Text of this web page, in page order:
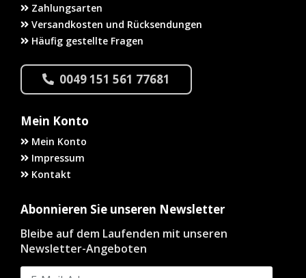
Zahlungsarten
Versandkosten und Rücksendungen
Häufig gestellte Fragen
0049 151 561 77681
Mein Konto
Mein Konto
Impressum
Kontakt
Abonnieren Sie unseren Newsletter
Bleibe auf dem Laufenden mit unseren
Newsletter-Angeboten